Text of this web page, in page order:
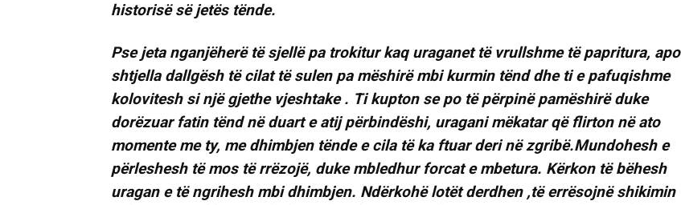
historisë së jetës tënde.
Pse jeta nganjëherë të sjellë pa trokitur kaq uraganet të vrullshme të papritura, apo
shtjella dallgësh të cilat të sulen pa mëshirë mbi kurmin tënd dhe ti e pafuqishme
kolovitesh si një gjethe vjeshtake . Ti kupton se po të përpinë pamëshirë duke
dorëzuar fatin tënd në duart e atij përbindëshi, uragani mëkatar që flirton në ato
momente me ty, me dhimbjen tënde e cila të ka ftuar deri në zgribë.Mundohesh e
përleshesh të mos të rrëzojë, duke mbledhur forcat e mbetura. Kërkon të bëhesh
uragan e të ngrihesh mbi dhimbjen. Ndërkohë lotët derdhen ,të errësojnë shikimin